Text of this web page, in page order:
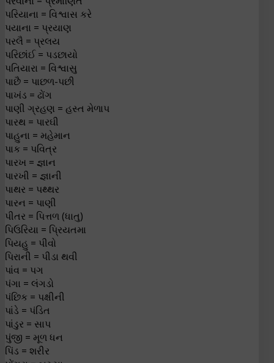
પરિયાના = વિશ્વાસ કરે
પયાના = પ્રયાણ
પરલૈ = પ્રલય
પરિછાંઈ = પડછાયો
પતિયારા = વિશ્વાસુ
પાછૈ = પાછળ-પછી
પાખંડ = ઢોંગ
પાણી ગ્રહણ = હસ્ત મેળાપ
પારથ = પારઘી
પાહુના = મહેમાન
પાક = પવિત્ર
પારખ = જ્ઞાન
પારખી = જ્ઞાની
પાથર = પથ્થર
પારન = પાણી
પીતર = પિત્તળ (ધાતુ)
પિઉરિયા = પ્રિયતમા
પિયહુ = પીવો
પિરાની = પીડા થવી
પાંવ = પગ
પંગા = લંગડો
પંછિક = પક્ષીની
પાંડે = પંડિત
પાંડુર = સાપ
પુંજી = મૂળ ધન
પિંડ = શરીર